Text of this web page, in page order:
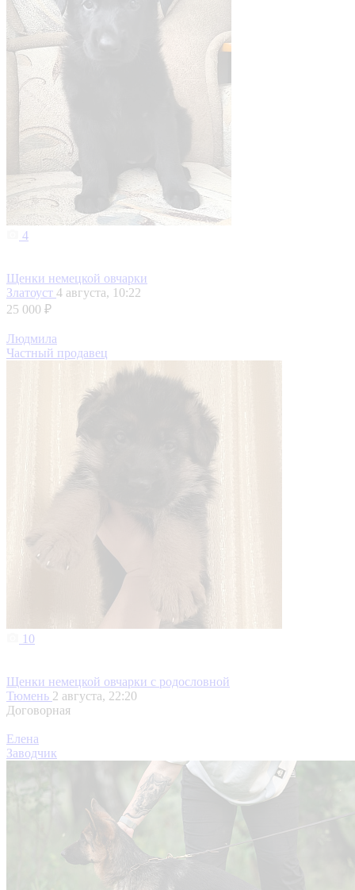
4
Щенки немецкой овчарки
Златоуст 4 августа, 10:22
25 000 ₽
Людмила
Частный продавец
10
Щенки немецкой овчарки с родословной
Тюмень 2 августа, 22:20
Договорная
Елена
Заводчик